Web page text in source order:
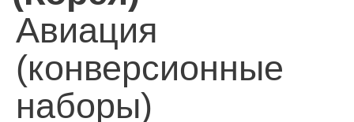
Авиация
(конверсионные
наборы)